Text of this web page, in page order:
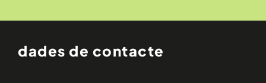
dades de contacte